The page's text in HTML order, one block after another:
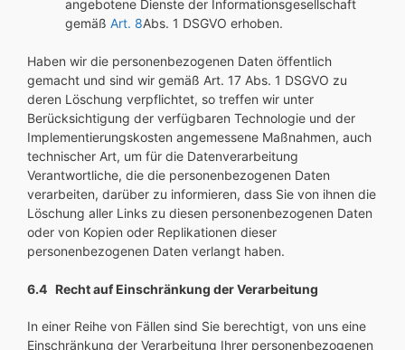
angebotene Dienste der Informationsgesellschaft
gemäß Art. 8Abs. 1 DSGVO erhoben.
Haben wir die personenbezogenen Daten öffentlich
gemacht und sind wir gemäß Art. 17 Abs. 1 DSGVO zu
deren Löschung verpflichtet, so treffen wir unter
Berücksichtigung der verfügbaren Technologie und der
Implementierungskosten angemessene Maßnahmen, auch
technischer Art, um für die Datenverarbeitung
Verantwortliche, die die personenbezogenen Daten
verarbeiten, darüber zu informieren, dass Sie von ihnen die
Löschung aller Links zu diesen personenbezogenen Daten
oder von Kopien oder Replikationen dieser
personenbezogenen Daten verlangt haben.
6.4 Recht auf Einschränkung der Verarbeitung
In einer Reihe von Fällen sind Sie berechtigt, von uns eine
Einschränkung der Verarbeitung Ihrer personenbezogenen